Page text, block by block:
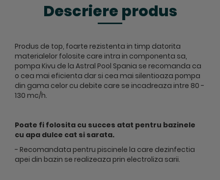
Descriere produs
Produs de top, foarte rezistenta in timp datorita
materialelor folosite care intra in componenta sa,
pompa Kivu de la Astral Pool Spania se recomanda ca
o cea mai eficienta dar si cea mai silentioaza pompa
din gama celor cu debite care se incadreaza intre 80 -
130 mc/h.
Poate fi folosita cu succes atat pentru bazinele
cu apa dulce cat si sarata.
- Recomandata pentru piscinele la care dezinfectia
apei din bazin se realizeaza prin electroliza sarii.